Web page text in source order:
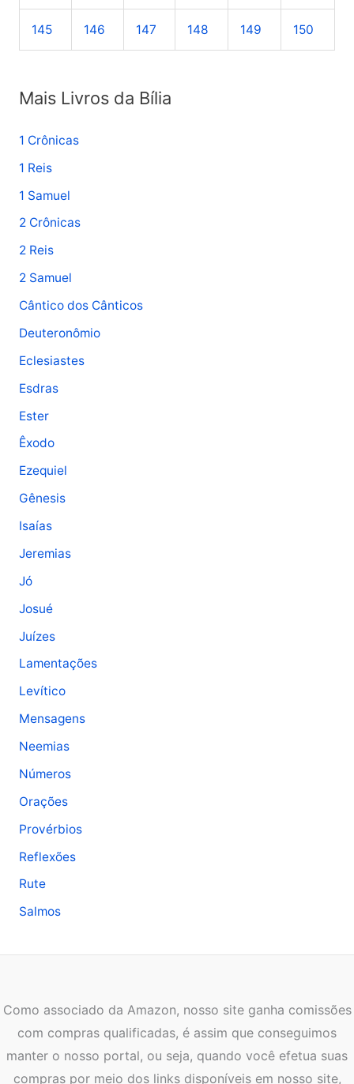
145 146 147 148 149 150
Mais Livros da Bília
1 Crônicas
1 Reis
1 Samuel
2 Crônicas
2 Reis
2 Samuel
Cântico dos Cânticos
Deuteronômio
Eclesiastes
Esdras
Ester
Êxodo
Ezequiel
Gênesis
Isaías
Jeremias
Jó
Josué
Juízes
Lamentações
Levítico
Mensagens
Neemias
Números
Orações
Provérbios
Reflexões
Rute
Salmos
Como associado da Amazon, nosso site ganha comissões
com compras qualificadas, é assim que conseguimos
manter o nosso portal, ou seja, quando você efetua suas
compras por meio dos links disponíveis em nosso site,